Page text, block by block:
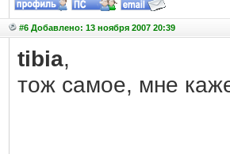
#6 Добавлено: 13 ноября 2007 20:39
tibia,
тож самое, мне